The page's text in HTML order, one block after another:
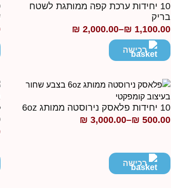
10 יחידות ערכת קפה ממותגת לשטח
בריק
₪ 1,100.00
–
₪ 2,000.00
טווח
מחירים:רכישה
10 יחידות פלאסק נירוסטה ממותג 6oz
₪ 500.00
–
₪ 3,000.00
טווח
עד
רכישה